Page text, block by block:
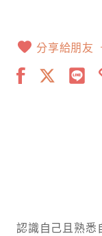
分享給朋友
認識自己且熟悉